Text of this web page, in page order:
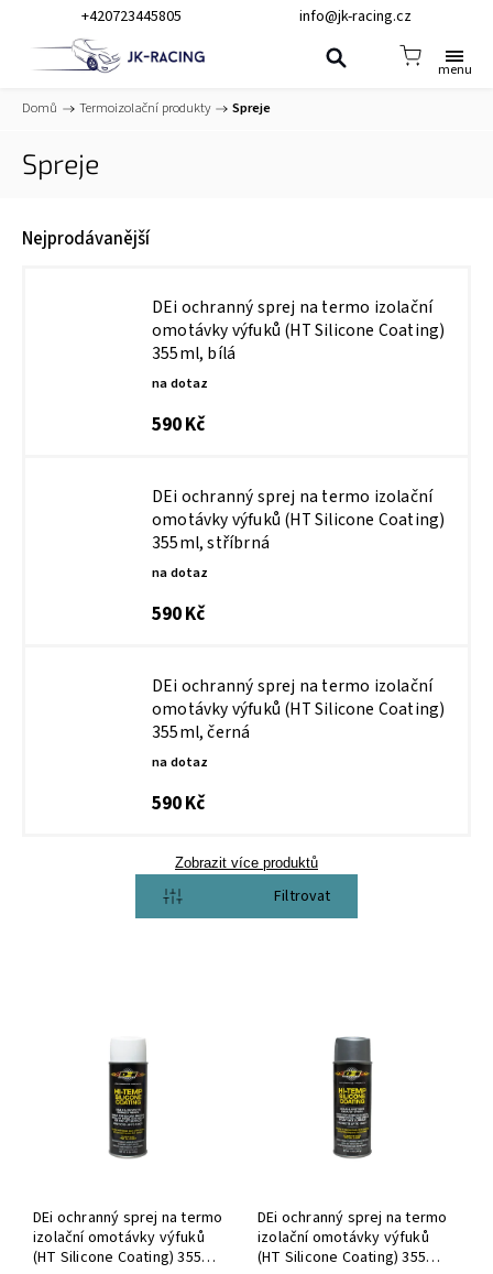
+420723445805 info@jk-racing.cz
Domů / Termoizolační produkty / Spreje
Spreje
Nejprodávanější
DEi ochranný sprej na termo izolační
omotávky výfuků (HT Silicone Coating)
355ml, bílá
na dotaz
590 Kč
DEi ochranný sprej na termo izolační
omotávky výfuků (HT Silicone Coating)
355ml, stříbrná
na dotaz
590 Kč
DEi ochranný sprej na termo izolační
omotávky výfuků (HT Silicone Coating)
355ml, černá
na dotaz
590 Kč
Zobrazit více produktů
Otevřít filtr
DEi ochranný sprej na termo
izolační omotávky výfuků
(HT Silicone Coating) 355ml,
DEi ochranný sprej na termo
izolační omotávky výfuků
(HT Silicone Coating) 355ml,